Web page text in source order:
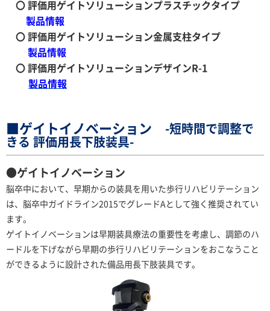
〇 評価用ゲイトソリューションプラスチックタイプ
製品情報
〇 評価用ゲイトソリューション金属支柱タイプ
製品情報
〇 評価用ゲイトソリューションデザインR-1
製品情報
■ゲイトイノベーション -短時間で調整で
きる 評価用長下肢装具-
●ゲイトイノベーション
脳卒中において、早期からの装具を用いた歩行リハビリテーション
は、脳卒中ガイドライン2015でグレードAとして強く推奨されてい
ます。
ゲイトイノベーションは早期装具療法の重要性を考慮し、調節のハ
ードルを下げながら早期の歩行リハビリテーションをおこなうこと
ができるように設計された備品用長下肢装具です。